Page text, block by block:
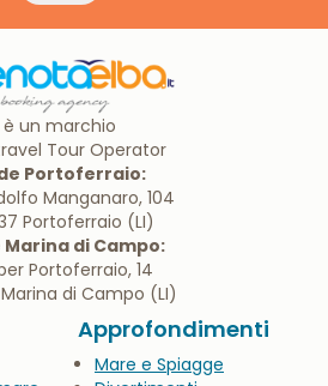
è un marchio
Tour Operator
Portoferraio:
Manganaro, 104
Portoferraio (LI)
Marina di Campo:
Portoferraio, 14
di Campo (LI)
Approfondimenti
Mare e Spiagge